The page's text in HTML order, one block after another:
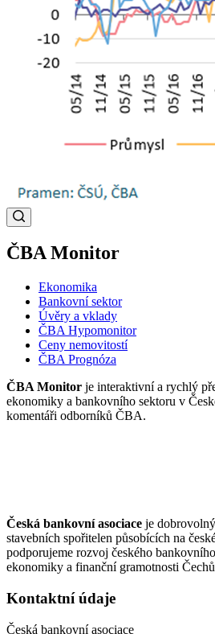
ČBA Monitor
Ekonomika
Bankovní sektor
Úvěry a vklady
ČBA Hypomonitor
Ceny nemovitostí
ČBA Prognóza
ČBA Monitor je interaktivní a rychlý
ekonomiky a bankovního sektoru v
komentáři odborníků ČBA.
Česká bankovní asociace je
stavebních spořitelen působících na
podporujeme rozvoj českého
ekonomiky a finanční gramotnosti
Kontaktní údaje
Česká bankovní asociace